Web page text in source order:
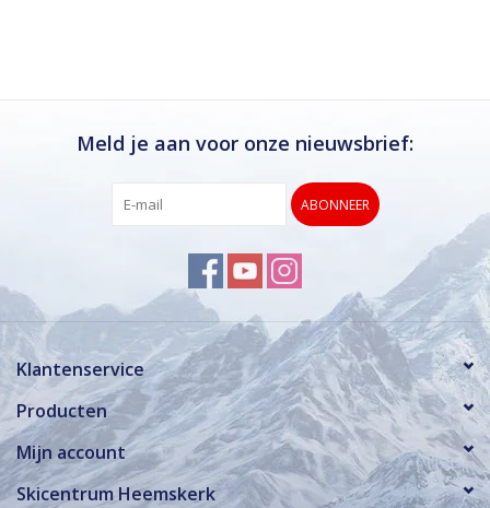
Meld je aan voor onze nieuwsbrief:
ABONNEER
Klantenservice
Producten
Mijn account
Skicentrum Heemskerk